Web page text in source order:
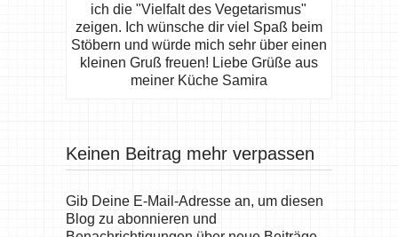
ich die "Vielfalt des Vegetarismus"
zeigen. Ich wünsche dir viel Spaß beim
Stöbern und würde mich sehr über einen
kleinen Gruß freuen! Liebe Grüße aus
meiner Küche Samira
Keinen Beitrag mehr verpassen
Gib Deine E-Mail-Adresse an, um diesen
Blog zu abonnieren und